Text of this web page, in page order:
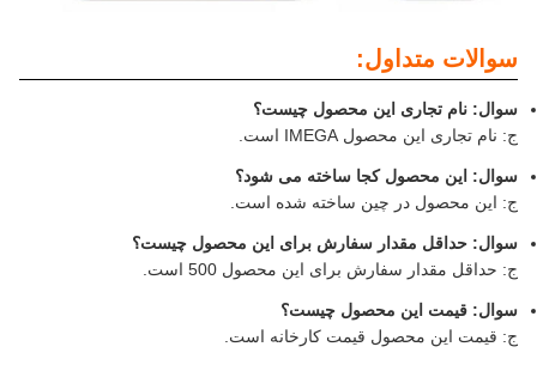
سوالات متداول:
سوال: نام تجاری این محصول چیست؟
ج: نام تجاری این محصول IMEGA است.
سوال: این محصول کجا ساخته می شود؟
ج: این محصول در چین ساخته شده است.
سوال: حداقل مقدار سفارش برای این محصول چیست؟
ج: حداقل مقدار سفارش برای این محصول 500 است.
سوال: قیمت این محصول چیست؟
ج: قیمت این محصول قیمت کارخانه است.